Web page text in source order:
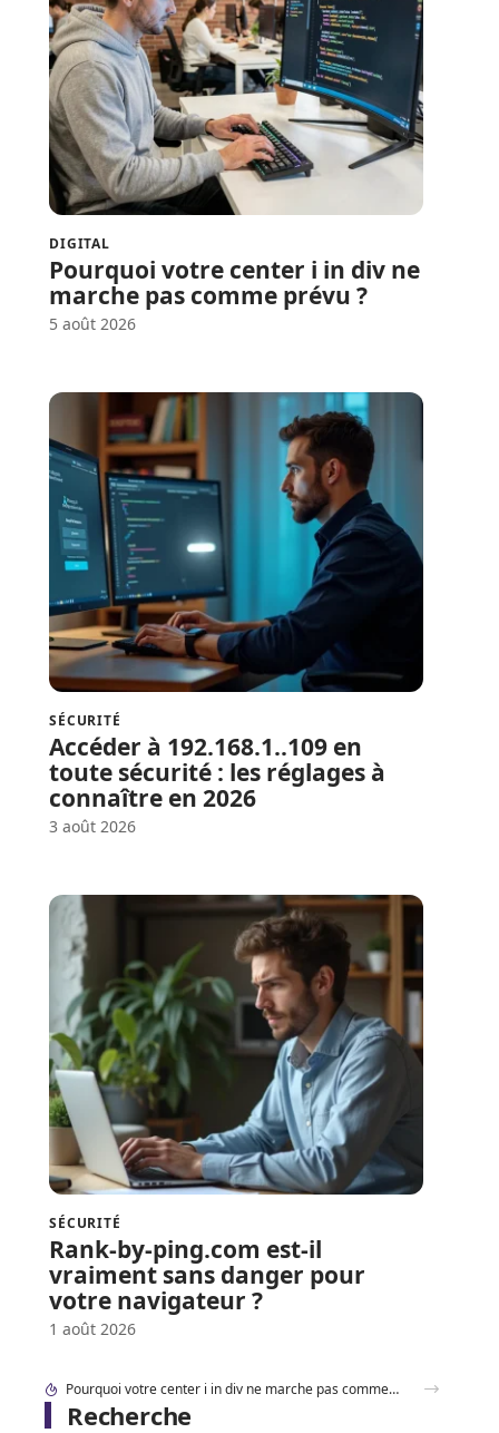
DIGITAL
Pourquoi votre center i in div ne
marche pas comme prévu ?
5 août 2026
SÉCURITÉ
Accéder à 192.168.1..109 en
toute sécurité : les réglages à
connaître en 2026
3 août 2026
SÉCURITÉ
Rank-by-ping.com est-il
vraiment sans danger pour
votre navigateur ?
1 août 2026
Accéder à 192.168.1..109 en toute sécurité : les réglages à connaître en 2026
Recherche